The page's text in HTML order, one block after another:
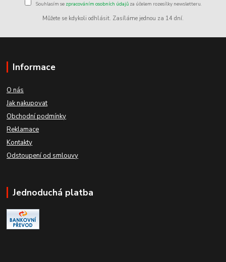
Souhlasím se zpracováním osobních údajůza účelem rozesílky newsletteru.
Můžete se kdykoli odhlásit. Zasíláme jednou za 14 dní.
Informace
O nás
Jak nakupovat
Obchodní podmínky
Reklamace
Kontakty
Odstoupení od smlouvy
Jednoduchá platba